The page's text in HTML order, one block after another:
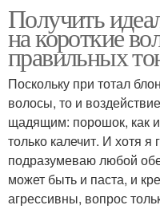
Получить
на короткие
правильных
Поскольку при тотал
волосы, то и
щадящим: порошок, как
только калечит. И хотя
подразумеваю любой
может быть и паста, и
агрессивны, вопрос